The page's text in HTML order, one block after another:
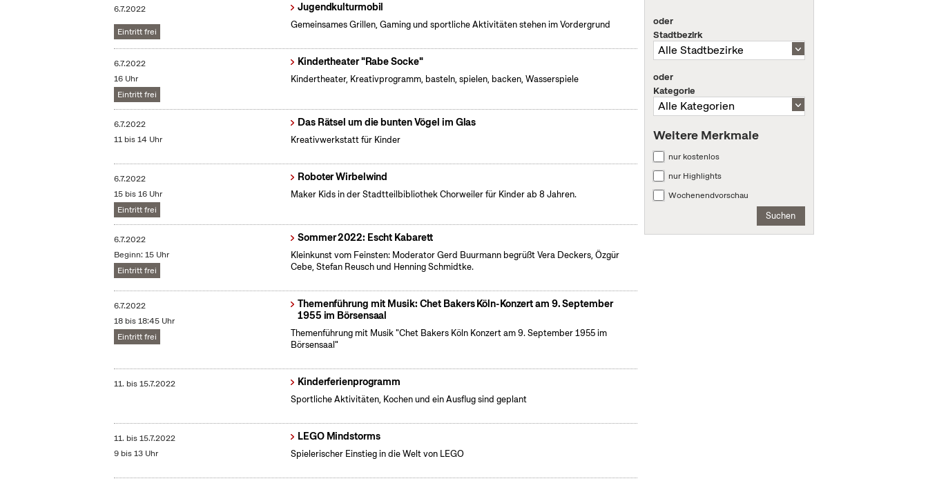
6.7.2022
Eintritt frei
Jugendkulturmobil
Gemeinsames Grillen, Gaming und sportliche Aktivitäten stehen im Vordergrund
6.7.2022
16 Uhr
Eintritt frei
Kindertheater "Rabe Socke"
Kindertheater, Kreativprogramm, basteln, spielen, backen, Wasserspiele
6.7.2022
11 bis 14 Uhr
Das Rätsel um die bunten Vögel im Glas
Kreativwerkstatt für Kinder
6.7.2022
15 bis 16 Uhr
Eintritt frei
Roboter Wirbelwind
Maker Kids in der Stadtteilbibliothek Chorweiler für Kinder ab 8 Jahren.
6.7.2022
Beginn: 15 Uhr
Eintritt frei
Sommer 2022: Escht Kabarett
Kleinkunst vom Feinsten: Moderator Gerd Buurmann begrüßt Vera Deckers, Özgür
Cebe, Stefan Reusch und Henning Schmidtke.
6.7.2022
18 bis 18:45 Uhr
Eintritt frei
Themenführung mit Musik: Chet Bakers Köln-Konzert am 9. September
1955 im Börsensaal
Themenführung mit Musik "Chet Bakers Köln Konzert am 9. September 1955 im
Börsensaal"
11. bis15.7.2022 Kinderferienprogramm
Sportliche Aktivitäten, Kochen und ein Ausflug sind geplant
11. bis15.7.2022
9 bis 13 Uhr
LEGO Mindstorms
Spielerischer Einstieg in die Welt von LEGO
oder
Stadtbezirk
oder
Kategorie
Weitere Merkmale
nur kostenlos
nur Highlights
Wochenendvorschau
Suchen